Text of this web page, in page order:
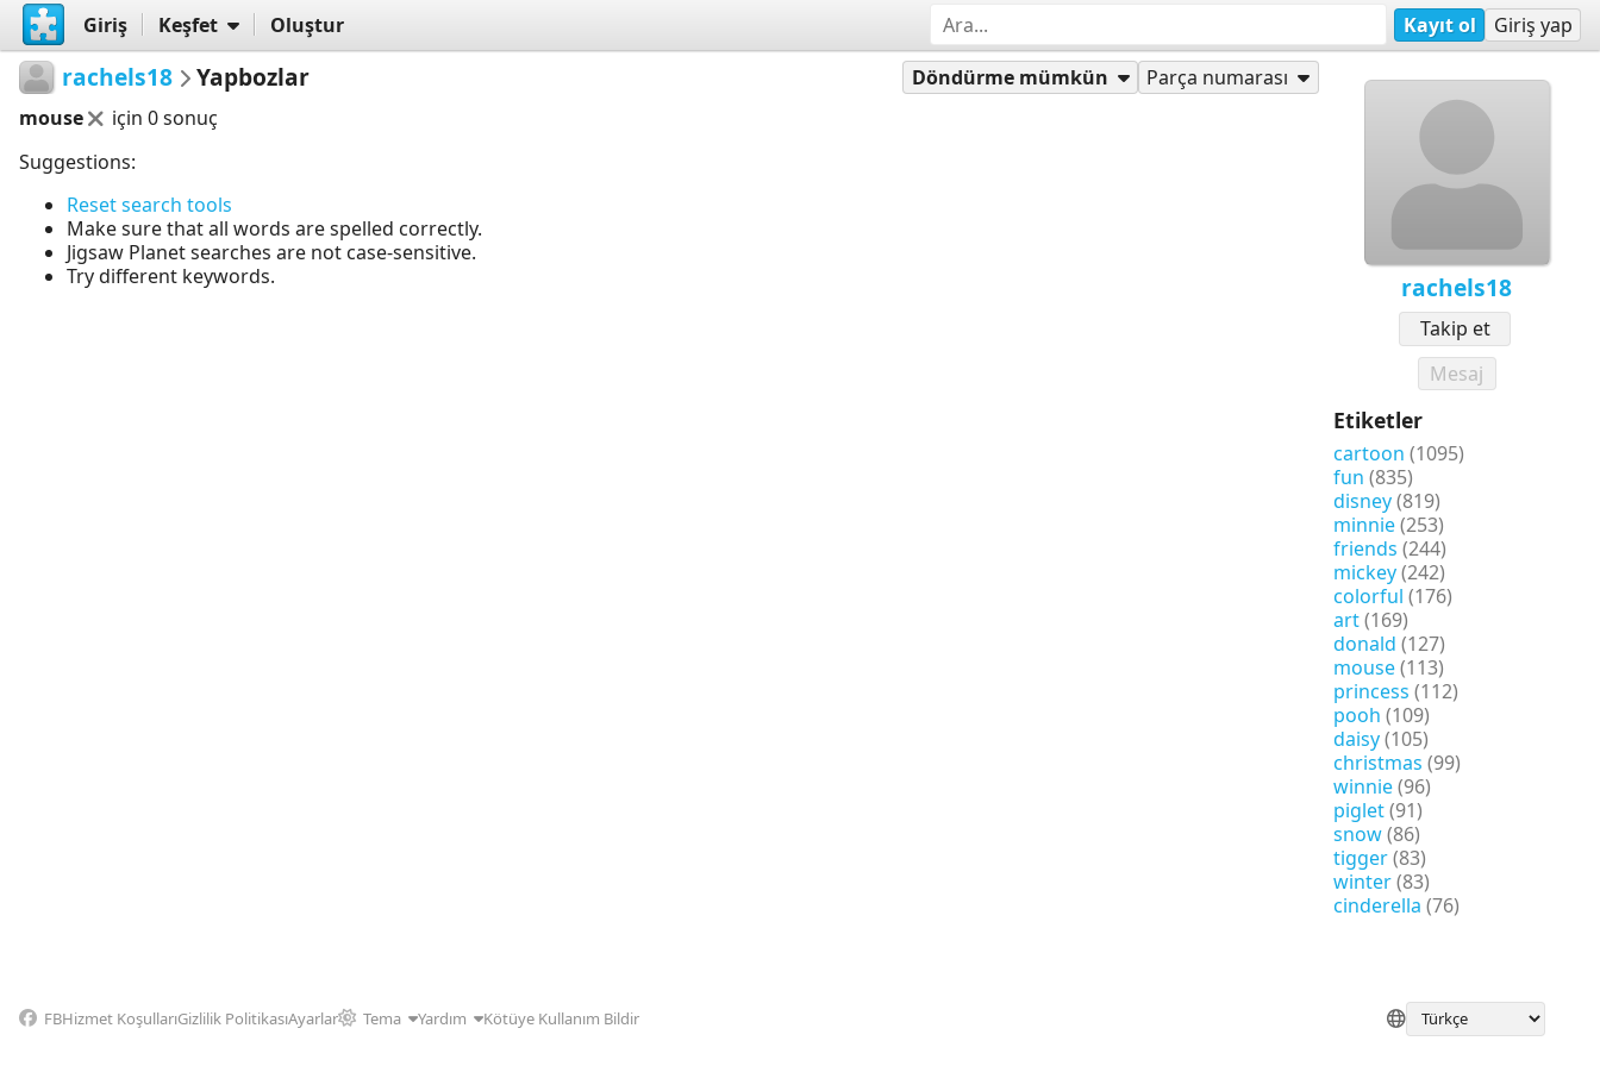
Giriş Keşfet Oluştur Kayıt ol Giriş yap
rachels18
Takip et
Mesaj
Etiketler
cartoon (1095)
fun (835)
disney(819)
minnie(253)
friends (244)
mickey(242)
colorful (176)
art(169)
donald (127)
mouse(113)
princess (112)
pooh (109)
daisy(105)
christmas (99)
winnie(96)
piglet(91)
snow(86)
tigger(83)
winter(83)
cinderella (76)
rachels18 Yapbozlar Döndürme mümkün
Parça numarası
mouse
için 0 sonuç
Suggestions:
Reset search tools
Make sure that all words are spelled correctly.
Jigsaw Planet searches are not case-sensitive.
Try different keywords.
FBHizmet KoşullarıGizlilik PolitikasıAyarlar Tema Yardım Kötüye Kullanım Bildir